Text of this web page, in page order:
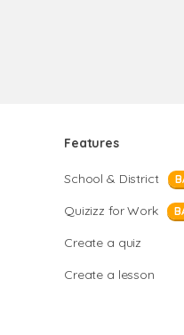
Features
School & District
Quizizz for Work
Create a quiz
Create a lesson